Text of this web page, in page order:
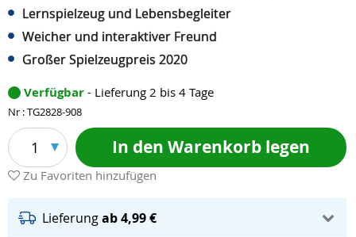
Lernspielzeug und Lebensbegleiter
Weicher und interaktiver Freund
Großer Spielzeugpreis 2020
Verfügbar - Lieferung 2 bis 4 Tage
Nr : TG2828-908
1 In den Warenkorb legen
Zu Favoriten hinzufügen
Lieferungab 4,99 €